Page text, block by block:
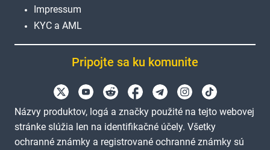
Impressum
KYC a AML
Pripojte sa ku komunite
Názvy produktov, logá a značky použité na tejto webovej
stránke slúžia len na identifikačné účely. Všetky
ochranné známky a registrované ochranné známky sú